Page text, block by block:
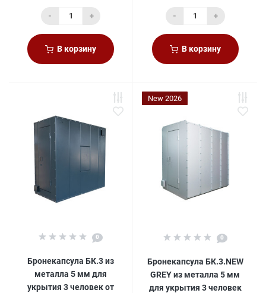
- +
В корзину
- +
В корзину
0
Бронекапсула БК.3 из
металла 5 мм для
укрытия 3 человек от
New 2026
0
Бронекапсула БК.3.NEW
GREY из металла 5 мм
для укрытия 3 человек